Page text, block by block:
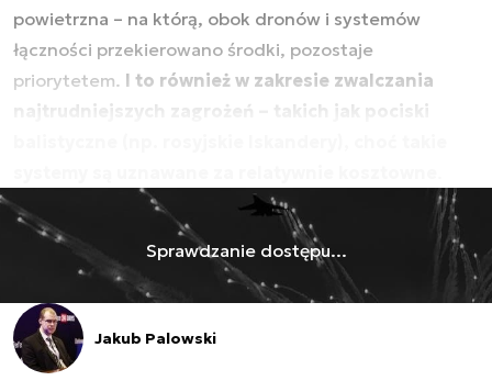
powietrzna – na którą, obok dronów i systemów
łączności przekierowano środki, pozostaje
priorytetem. I to również w zakresie zwalczania
najtrudniejszych zagrożeń – takich jak pociski
Sprawdzanie dostępu...
Jakub Palowski